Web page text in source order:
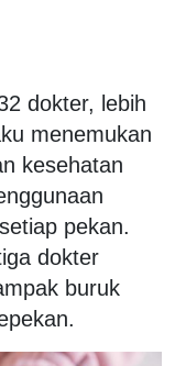
dokter, lebih
menemukan
kesehatan
pekan.
dokter
buruk